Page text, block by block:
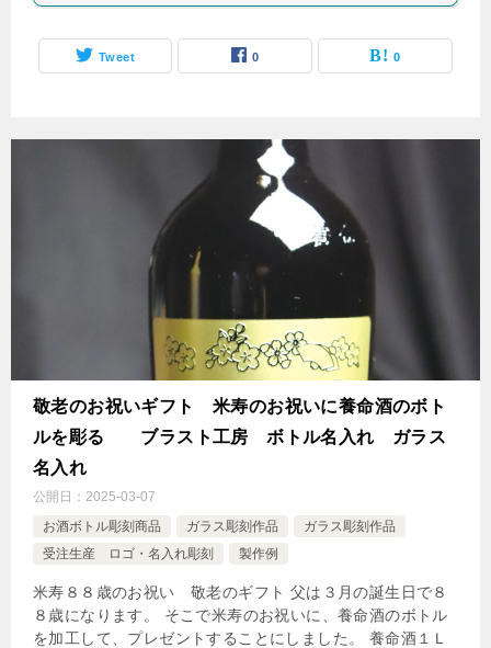
Tweet 0 0
敬老のお祝いギフト 米寿のお祝いに養命酒のボト
ルを彫る ブラスト工房 ボトル名入れ ガラス
名入れ
公開日： 2025-03-07
お酒ボトル彫刻商品
ガラス彫刻作品
ガラス彫刻作品
受注生産 ロゴ・名入れ彫刻
製作例
米寿８８歳のお祝い 敬老のギフト 父は３月の誕生日で８
８歳になります。 そこで米寿のお祝いに、養命酒のボトル
を加工して、プレゼントすることにしました。 養命酒１Ｌ